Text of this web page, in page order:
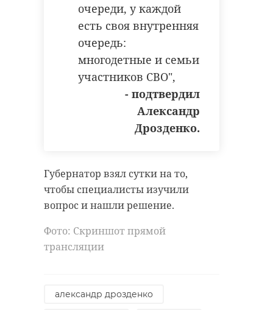
очереди, у каждой
есть своя внутренняя
очередь:
многодетные и семьи
участников СВО",
- подтвердил
Александр
Дрозденко.
Губернатор взял сутки на то,
чтобы специалисты изучили
вопрос и нашли решение.
Фото: Скриншот прямой
трансляции
александр дрозденко
Жительница Луги
пожаловалась
губернатору на
сухостои
Жители
губернатору
20 июля, 16:04